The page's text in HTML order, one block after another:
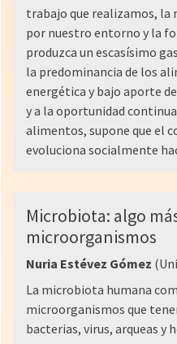
trabajo que realizamos, la
por nuestro entorno y la
produzca un escasísimo
la predominancia de los
energética y bajo aporte
y a la oportunidad
alimentos, supone que el
evoluciona socialmente
Microbiota: algo
microorganismos
Nuria Estévez Gómez
​​La microbiota humana
microorganismos que
bacterias, virus, arqueas y